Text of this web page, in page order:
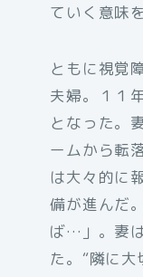
ていく意味
ともに視覚
夫婦。１１
となった。
ームから転
は大々的に
備が進んだ
ば…」。妻
た。“隣に